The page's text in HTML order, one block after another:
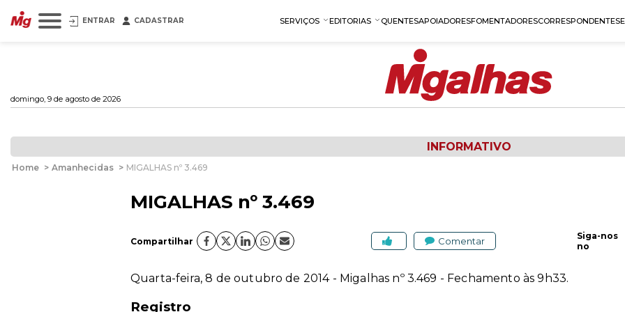
ENTRAR CADASTRAR SERVIÇOS EDITORIAS QUENTESAPOIADORESFOMENTADORESCORRESPONDENTES
domingo, 9 de agosto de 2026
INFORMATIVO
Home > Amanhecidas > MIGALHAS nº 3.469
MIGALHAS nº 3.469
Compartilhar Comentar
Siga-nos
no
Quarta-feira, 8 de outubro de 2014 - Migalhas nº 3.469 - Fechamento às 9h33.
Registro